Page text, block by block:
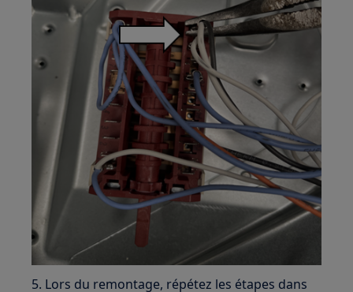
5. Lors du remontage, répétez les étapes dans